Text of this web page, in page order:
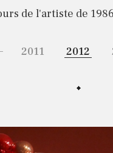
de l'artiste de
2011 2012